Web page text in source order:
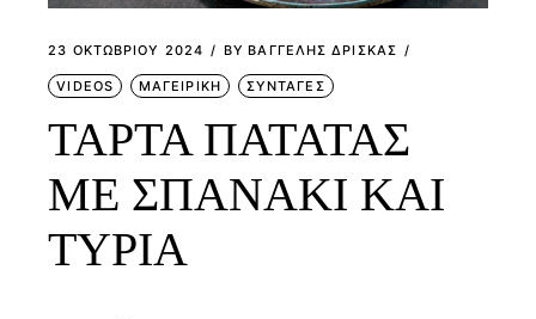
23 ΟΚΤΩΒΡΊΟΥ 2024 BY ΒΑΓΓΕΛΗΣ ΔΡΙΣΚΑΣ
VIDEOS ΜΑΓΕΙΡΙΚΗ ΣΥΝΤΑΓΕΣ
ΤΑΡΤΑ ΠΑΤΑΤΑΣ
ΜΕ ΣΠΑΝΑΚΙ ΚΑΙ
ΤΥΡΙΑ